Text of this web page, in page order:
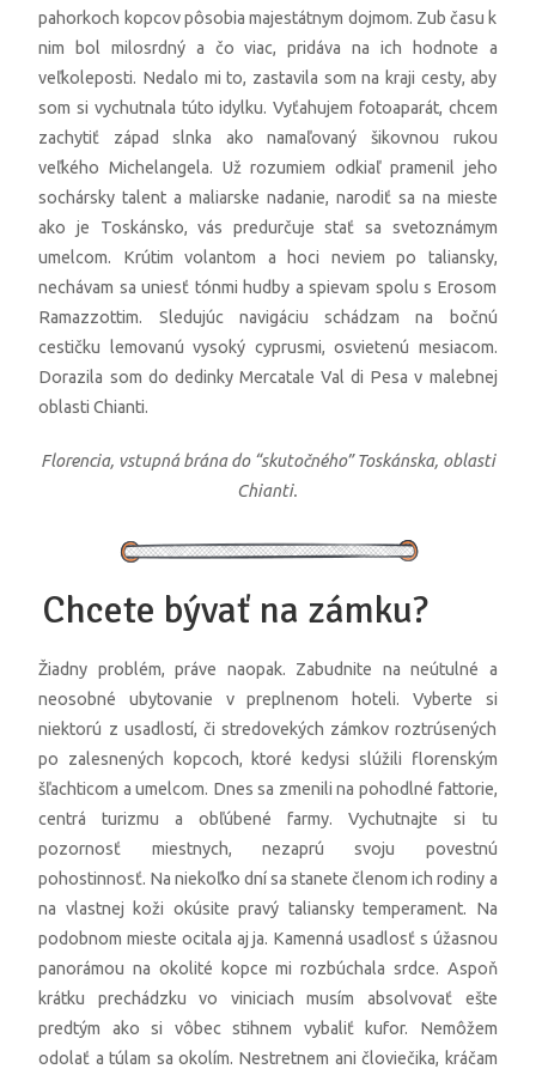
pahorkoch kopcov pôsobia majestátnym dojmom. Zub času k
nim bol milosrdný a čo viac, pridáva na ich hodnote a
veľkoleposti. Nedalo mi to, zastavila som na kraji cesty, aby
som si vychutnala túto idylku. Vyťahujem fotoaparát, chcem
zachytiť západ slnka ako namaľovaný šikovnou rukou
veľkého Michelangela. Už rozumiem odkiaľ pramenil jeho
sochársky talent a maliarske nadanie, narodiť sa na mieste
ako je Toskánsko, vás predurčuje stať sa svetoznámym
umelcom. Krútim volantom a hoci neviem po taliansky,
nechávam sa uniesť tónmi hudby a spievam spolu s Erosom
Ramazzottim. Sledujúc navigáciu schádzam na bočnú
cestičku lemovanú vysoký cyprusmi, osvietenú mesiacom.
Dorazila som do dedinky Mercatale Val di Pesa v malebnej
oblasti Chianti.
Florencia, vstupná brána do “skutočného” Toskánska, oblasti
Chianti.
Chcete bývať na zámku?
Žiadny problém, práve naopak. Zabudnite na neútulné a
neosobné ubytovanie v preplnenom hoteli. Vyberte si
niektorú z usadlostí, či stredovekých zámkov roztrúsených
po zalesnených kopcoch, ktoré kedysi slúžili florenským
šľachticom a umelcom. Dnes sa zmenili na pohodlné fattorie,
centrá turizmu a obľúbené farmy. Vychutnajte si tu
pozornosť miestnych, nezaprú svoju povestnú
pohostinnosť. Na niekoľko dní sa stanete členom ich rodiny a
na vlastnej koži okúsite pravý taliansky temperament. Na
podobnom mieste ocitala aj ja. Kamenná usadlosť s úžasnou
panorámou na okolité kopce mi rozbúchala srdce. Aspoň
krátku prechádzku vo viniciach musím absolvovať ešte
predtým ako si vôbec stihnem vybaliť kufor. Nemôžem
odolať a túlam sa okolím. Nestretnem ani človiečika, kráčam